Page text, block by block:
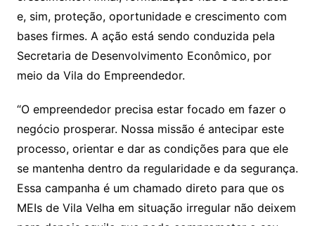
e, sim, proteção, oportunidade e crescimento com
bases firmes. A ação está sendo conduzida pela
Secretaria de Desenvolvimento Econômico, por
meio da Vila do Empreendedor.
“O empreendedor precisa estar focado em fazer o
negócio prosperar. Nossa missão é antecipar este
processo, orientar e dar as condições para que ele
se mantenha dentro da regularidade e da segurança.
Essa campanha é um chamado direto para que os
MEIs de Vila Velha em situação irregular não deixem